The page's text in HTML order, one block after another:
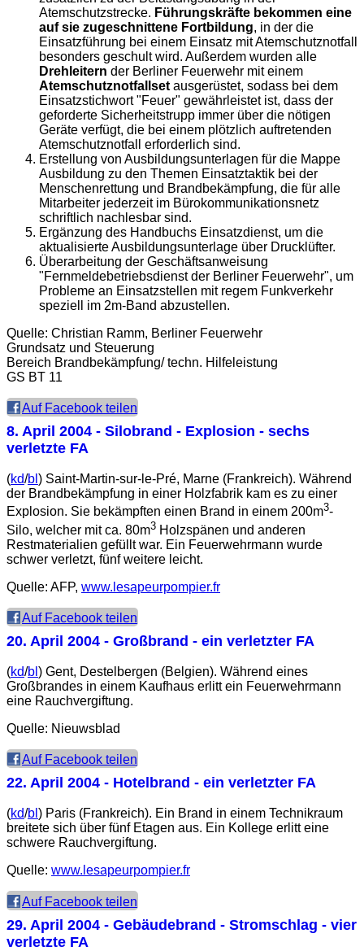
Atemschutzstrecke. Führungskräfte bekommen eine
auf sie zugeschnittene Fortbildung, in der die
Einsatzführung bei einem Einsatz mit Atemschutznotfall
besonders geschult wird. Außerdem wurden alle
Drehleitern der Berliner Feuerwehr mit einem
Atemschutznotfallset ausgerüstet, sodass bei dem
Einsatzstichwort "Feuer" gewährleistet ist, dass der
geforderte Sicherheitstrupp immer über die nötigen
Geräte verfügt, die bei einem plötzlich auftretenden
Atemschutznotfall erforderlich sind.
Erstellung von Ausbildungsunterlagen für die Mappe
Ausbildung zu den Themen Einsatztaktik bei der
Menschenrettung und Brandbekämpfung, die für alle
Mitarbeiter jederzeit im Bürokommunikationsnetz
schriftlich nachlesbar sind.
Ergänzung des Handbuchs Einsatzdienst, um die
aktualisierte Ausbildungsunterlage über Drucklüfter.
Überarbeitung der Geschäftsanweisung
"Fernmeldebetriebsdienst der Berliner Feuerwehr", um
Probleme an Einsatzstellen mit regem Funkverkehr
speziell im 2m-Band abzustellen.
Quelle: Christian Ramm, Berliner Feuerwehr
Grundsatz und Steuerung
Bereich Brandbekämpfung/ techn. Hilfeleistung
GS BT 11
Auf Facebook teilen
8. April 2004 - Silobrand - Explosion - sechs
verletzte FA
(kd/bl ) Saint-Martin-sur-le-Pré, Marne (Frankreich). Während
der Brandbekämpfung in einer Holzfabrik kam es zu einer
Explosion. Sie bekämpften einen Brand in einem 200m3-
Silo, welcher mit ca. 80m3 Holzspänen und anderen
Restmaterialien gefüllt war. Ein Feuerwehrmann wurde
schwer verletzt, fünf weitere leicht.
Quelle: AFP, www.lesapeurpompier.fr
Auf Facebook teilen
20. April 2004 - Großbrand - ein verletzter FA
(kd/bl ) Gent, Destelbergen (Belgien). Während eines
Großbrandes in einem Kaufhaus erlitt ein Feuerwehrmann
eine Rauchvergiftung.
Quelle: Nieuwsblad
Auf Facebook teilen
22. April 2004 - Hotelbrand - ein verletzter FA
(kd/bl ) Paris (Frankreich). Ein Brand in einem Technikraum
breitete sich über fünf Etagen aus. Ein Kollege erlitt eine
schwere Rauchvergiftung.
Quelle: www.lesapeurpompier.fr
Auf Facebook teilen
29. April 2004 - Gebäudebrand - Stromschlag - vier
verletzte FA